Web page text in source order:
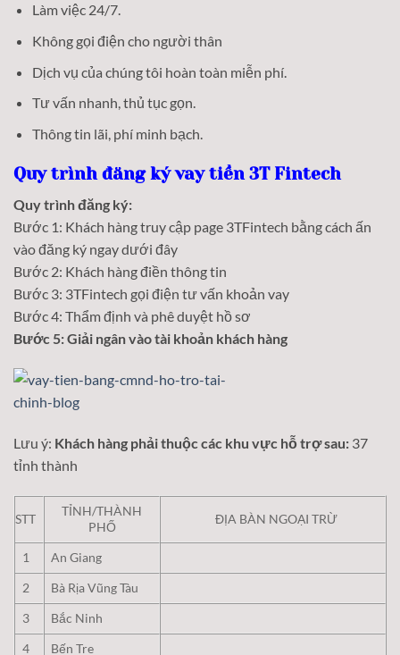
Làm việc 24/7.
Không gọi điện cho người thân
Dịch vụ của chúng tôi hoàn toàn miễn phí.
Tư vấn nhanh, thủ tục gọn.
Thông tin lãi, phí minh bạch.
Quy trình đăng ký vay tiền 3T Fintech
Quy trình đăng ký:
Bước 1: Khách hàng truy cập page 3TFintech bằng cách ấn
vào đăng ký ngay dưới đây
Bước 2: Khách hàng điền thông tin
Bước 3: 3TFintech gọi điện tư vấn khoản vay
Bước 4: Thẩm định và phê duyệt hồ sơ
Bước 5: Giải ngân vào tài khoản khách hàng
Lưu ý: Khách hàng phải thuộc các khu vực hỗ trợ sau: 37
tỉnh thành
STT
TỈNH/THÀNH
PHỐ
ĐỊA BÀN NGOẠI TRỪ
1
An Giang
2
Bà Rịa Vũng Tàu
3
Bắc Ninh
4
Bến Tre